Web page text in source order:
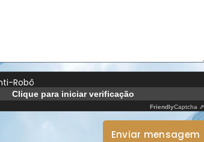
Robô
Clique para iniciar verificação
FriendlyCaptcha ⇗
Enviar mensagem